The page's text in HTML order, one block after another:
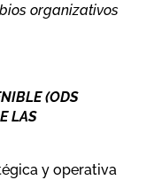
organizativos
(ODS
LAS
y operativa